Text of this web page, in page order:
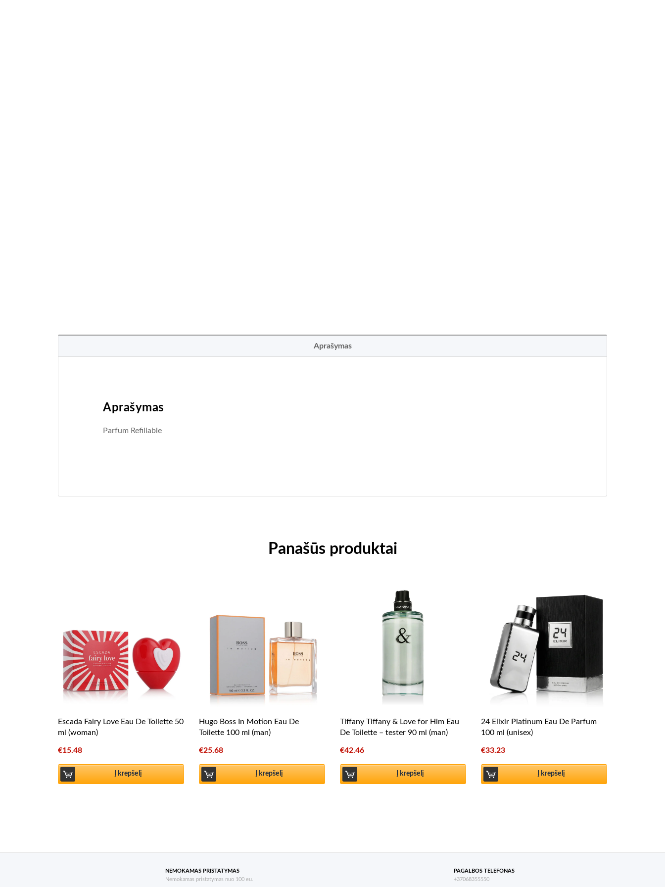
Aprašymas
Aprašymas
Parfum Refillable
Panašūs produktai
Escada Fairy Love Eau De Toilette 50
ml (woman)
€15.48
Į krepšelį
Hugo Boss In Motion Eau De
Toilette 100 ml (man)
€25.68
Į krepšelį
Tiffany Tiffany & Love for Him Eau
De Toilette – tester 90 ml (man)
€42.46
Į krepšelį
24 Elixir Platinum Eau De Parfum
100 ml (unisex)
€33.23
Į krepšelį
NEMOKAMAS PRISTATYMAS
Nemokamas pristatymas nuo 100 eu.
PAGALBOS TELEFONAS
+37068355550